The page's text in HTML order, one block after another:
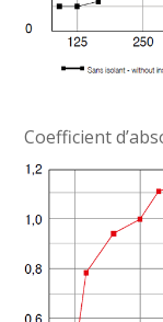
Coefficient